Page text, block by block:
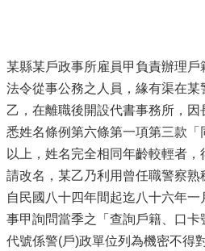
某縣某戶政事所雇員甲負責辦理
法令從事公務之人員，緣有渠在
乙，在離職後開設代書事務所，
悉姓名條例第六條第一項第三款「
以上，姓名完全相同年齡較輕者
請改名，某乙乃利用曾任職警察熟
自民國八十四年間起迄八十六年
事甲詢問當季之「查詢戶籍、口
代號係警(戶)政單位列為機密不得